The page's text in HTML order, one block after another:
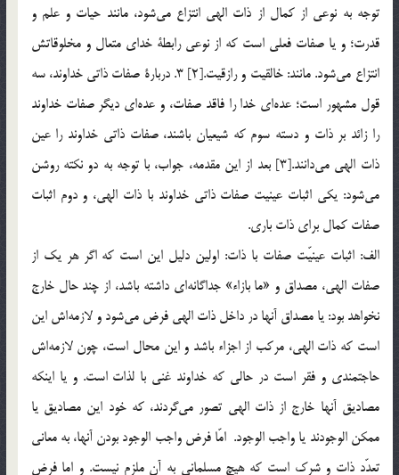
توجه به نوعي از كمال از ذات الهي انتزاع مي‌شود، مانند حيات و علم و
قدرت؛ و يا صفات فعلي است كه از نوعي رابطة خداي متعال و مخلوقاتش
انتزاع مي‌شود. مانند: خالقيت و رازقيت.[2] 3. دربارة صفات ذاتي خداوند، سه
قول مشهور است؛ عده‌اي خدا را فاقد صفات، و عده‌اي ديگر صفات خداوند
را زائد بر ذات و دسته سوم كه شيعيان باشند، صفات ذاتي خداوند را عين
ذات الهي مي‌دانند.[3] بعد از اين مقدمه، جواب، با توجه به دو نكته روشن
مي‌شود: يکي اثبات عينيت صفات ذاتي خداوند با ذات الهي، و دوم اثبات
صفات كمال براي ذات باري.
الف: اثبات عينيّت صفات با ذات: اولين دليل اين است كه اگر هر يك از
صفات الهي، مصداق و «ما بازاء» جدا‌گانه‌اي داشته باشد، از چند حال خارج
نخواهد بود: يا مصداق آنها در داخل ذات الهي فرض مي‌شود و لازمه‌اش اين
است كه ذات الهي، مركب از اجزاء باشد و اين محال است، چون لازمه‌اش
حاجتمندي و فقر است در حالي که خداوند غني با لذات است. و يا اينكه
مصاديق آنها خارج از ذات الهي تصور مي‌گردند، که خود اين مصاديق يا
ممکن الوجودند يا واجب الوجود. امّا فرض واجب الوجود بودن آنها، به معاني
تعدّد ذات و شرک است كه هيچ مسلماني به آن ملزم نيست. و اما فرض